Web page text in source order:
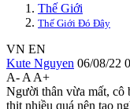
Thế Giới
Thế Giới Đó Đây
VN EN
Kute Nguyen 06/08/22
A- A A+
Người thân vừa mất, cô
thịt nhiều quá nên tạo